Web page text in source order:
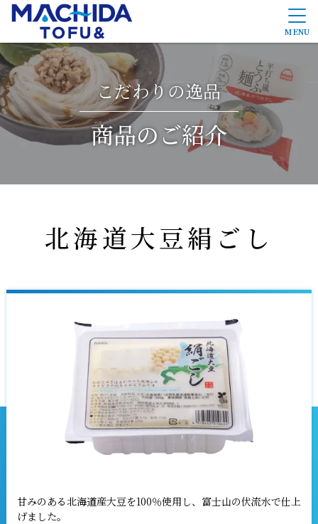
MENU
商品のご紹介
町田食品のこだわり
PB/OEM開発
会社概要
こだわりの逸品
商品のご紹介
北海道大豆絹ごし
甘みのある北海道産大豆を100％使用し、富士山の伏流水で仕上
げました。